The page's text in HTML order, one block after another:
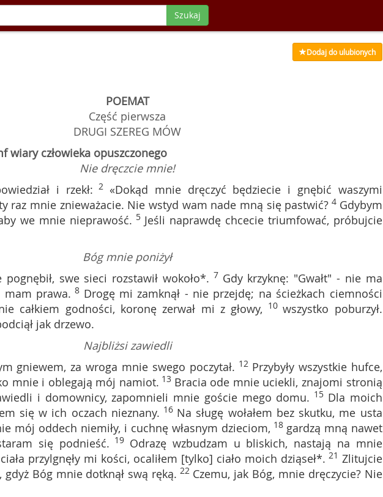
Szukaj
Dodaj do ulubionych
POEMAT
Część pierwsza
DRUGI SZEREG MÓW
wiary człowieka opuszczonego
Nie dręczcie mnie!
i rzekł: 2 «Dokąd mnie dręczyć będziecie i gnębić waszymi
raz mnie znieważacie. Nie wstyd wam nade mną się pastwić? 4 Gdybym
we mnie nieprawość. 5 Jeśli naprawdę chcecie triumfować, próbujcie
Bóg mnie poniżył
swe sieci rozstawił wokoło*. 7 Gdy krzyknę: "Gwałt" - nie ma
mam prawa. 8 Drogę mi zamknął - nie przejdę; na ścieżkach ciemności
całkiem godności, koronę zerwał mi z głowy, 10wszystko poburzył.
jak drzewo.
Najbliżsi zawiedli
gniewem, za wroga mnie swego poczytał. 12 Przybyły wszystkie hufce,
mnie i oblegają mój namiot. 13 Bracia ode mnie uciekli, znajomi stronią
i domownicy, zapomnieli mnie goście mego domu. 15 Dla moich
się w ich oczach nieznany. 16 Na sługę wołałem bez skutku, me usta
mój oddech niemiły, i cuchnę własnym dzieciom, 18 gardzą mną nawet
się podnieść. 19 Odrazę wzbudzam u bliskich, nastają na mnie
przylgnęły mi kości, ocaliłem [tylko] ciało moich dziąseł*. 21 Zlitujcie
Bóg mnie dotknął swą ręką. 22 Czemu, jak Bóg, mnie dręczycie? Nie